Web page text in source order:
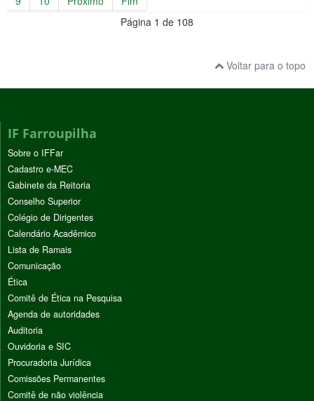
Página 1 de 108
Voltar para o topo
IF Farroupilha
Sobre o IFFar
Cadastro e-MEC
Gabinete da Reitoria
Conselho Superior
Colégio de Dirigentes
Calendário Acadêmico
Lista de Ramais
Comunicação
Ética
Comitê de Ética na Pesquisa
Agenda de autoridades
Auditoria
Ouvidoria e SIC
Procuradoria Jurídica
Comissões Permanentes
Comitê de não violência